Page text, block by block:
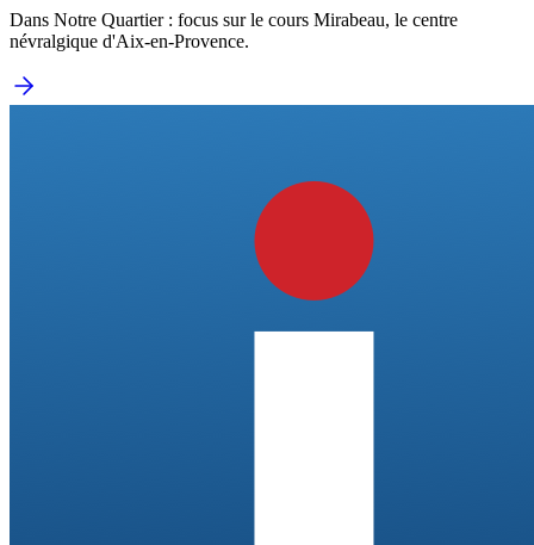
Dans Notre Quartier : focus sur le cours Mirabeau, le centre
névralgique d'Aix-en-Provence.